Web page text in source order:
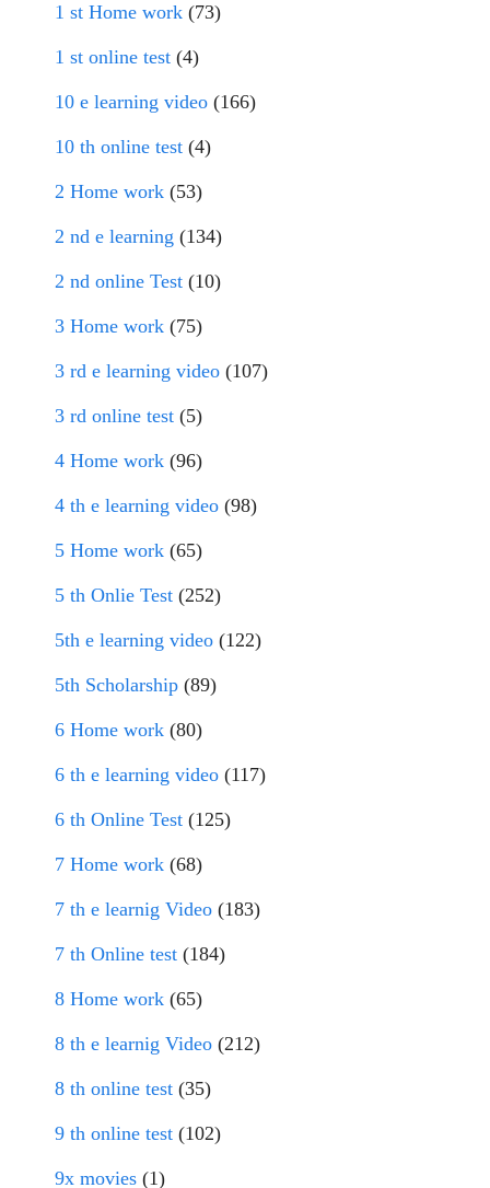
1 st Home work (73)
1 st online test (4)
10 e learning video (166)
10 th online test (4)
2 Home work (53)
2 nd e learning (134)
2 nd online Test (10)
3 Home work (75)
3 rd e learning video (107)
3 rd online test (5)
4 Home work (96)
4 th e learning video (98)
5 Home work (65)
5 th Onlie Test (252)
5th e learning video (122)
5th Scholarship (89)
6 Home work (80)
6 th e learning video (117)
6 th Online Test (125)
7 Home work (68)
7 th e learnig Video (183)
7 th Online test (184)
8 Home work (65)
8 th e learnig Video (212)
8 th online test (35)
9 th online test (102)
9x movies (1)